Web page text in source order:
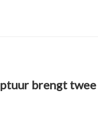
brengt twee